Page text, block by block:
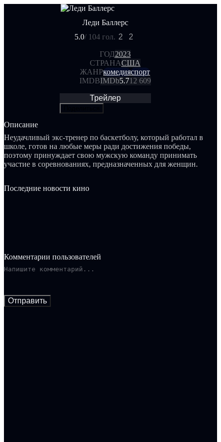
Леди Баллерс
5.0/ 104 гол. 2 2
ГОД2023
СТРАНАСША
ЖАНРкомедияспорт
IMDBIMDb5.712 609
Трейлер
Описание
Неудачливый экс-тренер по баскетболу, который работал в
школе, готов на любые меры ради достижения победы,
поэтому принуждает свою мужскую команду принимать
участие в соревнованиях, предназначенных для женщин.
Последние новости кино
Комментарии пользователей
Отправить